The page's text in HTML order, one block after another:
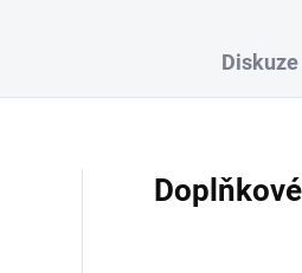
Diskuze